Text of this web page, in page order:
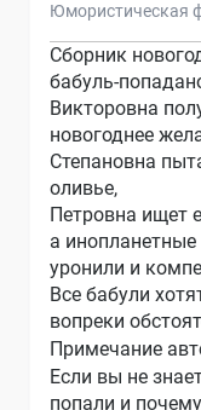
Юмористическая
Сборник
бабуль-
Викторовна
новогоднее
Степановна
оливье,
Петровна ищет
а
уронили и
Все бабули
вопреки
Примечание
Если вы не
попали и